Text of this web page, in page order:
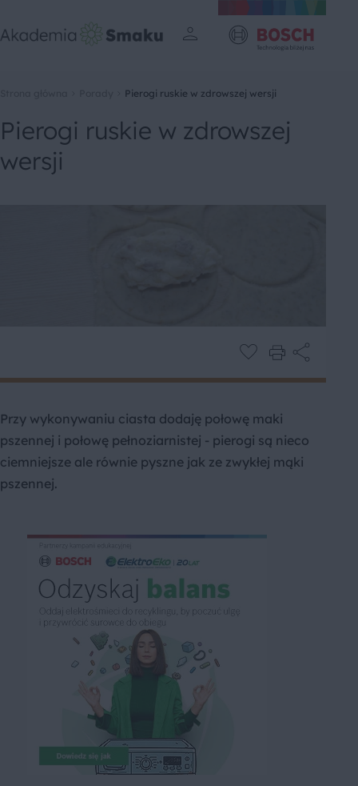
Pierogi ruskie w zdrowszej wersji
Pierogi ruskie w zdrowszej
wersji
Przy wykonywaniu ciasta dodaję połowę maki
pszennej i połowę pełnoziarnistej - pierogi są nieco
ciemniejsze ale równie pyszne jak ze zwykłej mąki
pszennej.